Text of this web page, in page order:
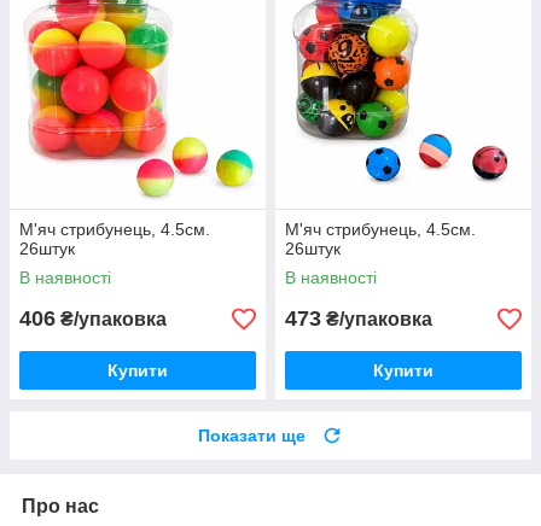
М'яч стрибунець, 4.5см.
26штук
В наявності
406 ₴/упаковка
Купити
М'яч стрибунець, 4.5см.
26штук
В наявності
473 ₴/упаковка
Купити
Показати ще
Про нас